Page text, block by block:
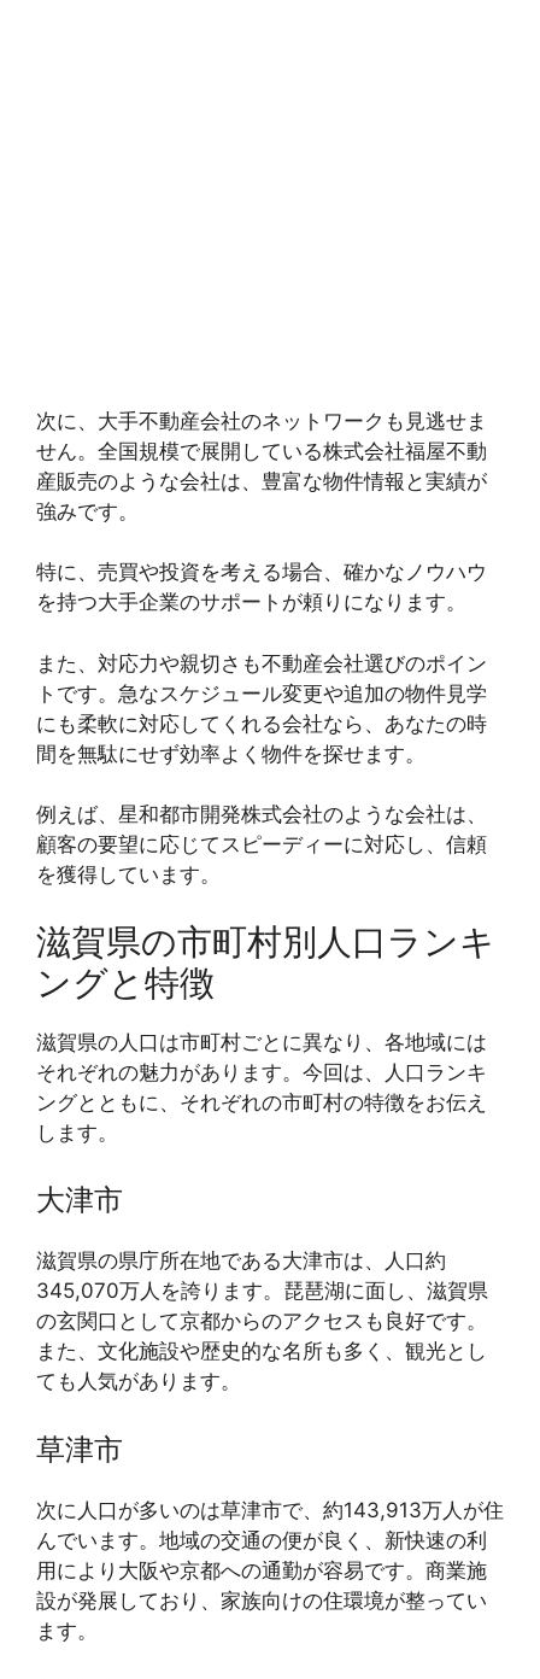
次に、大手不動産会社のネットワークも見逃せま
せん。全国規模で展開している株式会社福屋不動
産販売のような会社は、豊富な物件情報と実績が
強みです。
特に、売買や投資を考える場合、確かなノウハウ
を持つ大手企業のサポートが頼りになります。
また、対応力や親切さも不動産会社選びのポイン
トです。急なスケジュール変更や追加の物件見学
にも柔軟に対応してくれる会社なら、あなたの時
間を無駄にせず効率よく物件を探せます。
例えば、星和都市開発株式会社のような会社は、
顧客の要望に応じてスピーディーに対応し、信頼
を獲得しています。
滋賀県の市町村別人口ランキ
ングと特徴
滋賀県の人口は市町村ごとに異なり、各地域には
それぞれの魅力があります。今回は、人口ランキ
ングとともに、それぞれの市町村の特徴をお伝え
します。
大津市
滋賀県の県庁所在地である大津市は、人口約
345,070万人を誇ります。琵琶湖に面し、滋賀県
の玄関口として京都からのアクセスも良好です。
また、文化施設や歴史的な名所も多く、観光とし
ても人気があります。
草津市
次に人口が多いのは草津市で、約143,913万人が住
んでいます。地域の交通の便が良く、新快速の利
用により大阪や京都への通勤が容易です。商業施
設が発展しており、家族向けの住環境が整ってい
ます。